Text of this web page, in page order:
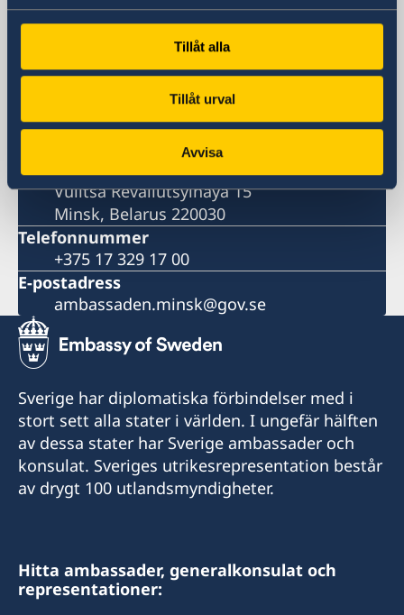
Tillåt alla
Tillåt urval
Avvisa
Sveriges ambassad
Vulitsa Revaliutsyinaya 15
Postadress
Vulitsa Revaliutsyinaya 15
Minsk, Belarus 220030
Telefonnummer
+375 17 329 17 00
E-postadress
ambassaden.minsk@gov.se
Sverige har diplomatiska förbindelser med i
stort sett alla stater i världen. I ungefär hälften
av dessa stater har Sverige ambassader och
konsulat. Sveriges utrikesrepresentation består
av drygt 100 utlandsmyndigheter.
Hitta ambassader, generalkonsulat och
representationer: